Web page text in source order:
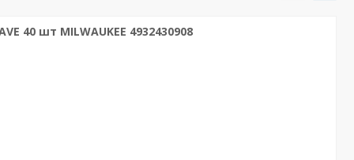
40 шт MILWAUKEE 4932430908